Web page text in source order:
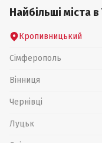
Найбільші міста в
Кропивницький
Сімферополь
Вінниця
Чернівці
Луцьк